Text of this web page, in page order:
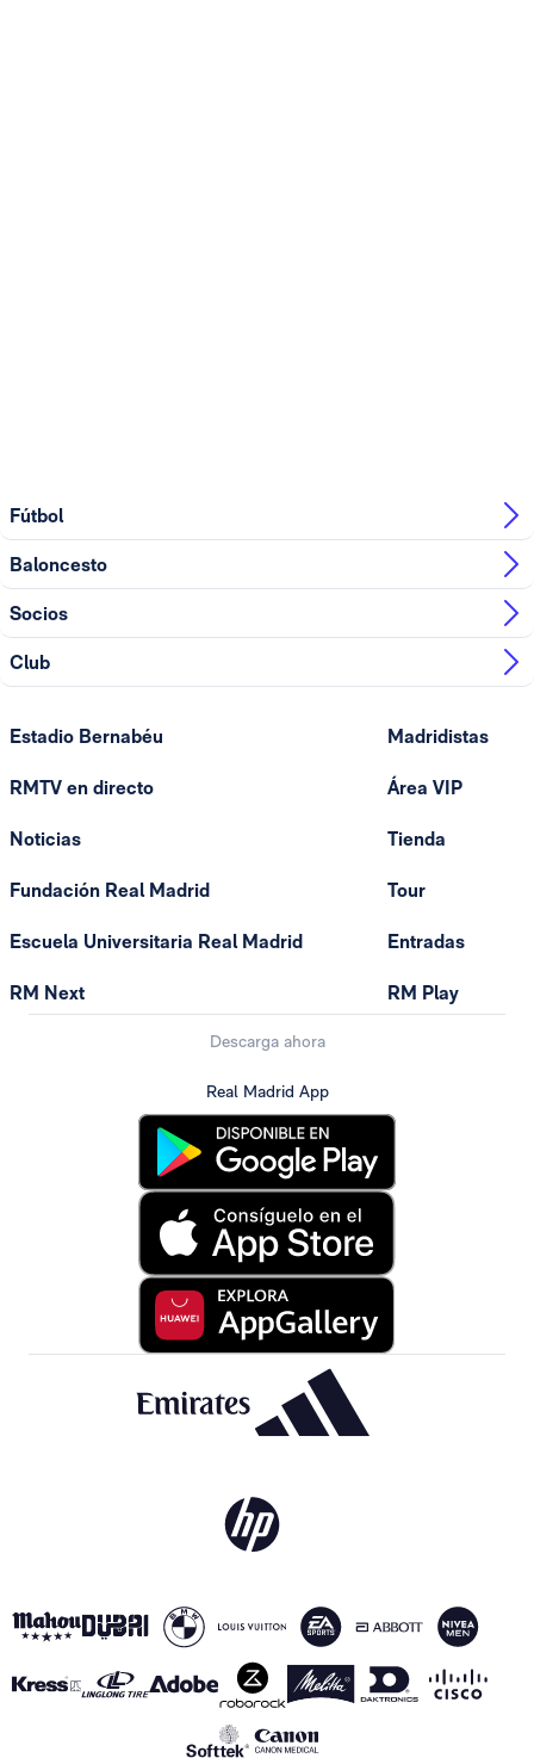
Fútbol
Baloncesto
Socios
Club
Estadio Bernabéu
RMTV en directo
Noticias
Fundación Real Madrid
Escuela Universitaria Real Madrid
RM Next
Madridistas
Área VIP
Tienda
Tour
Entradas
RM Play
Descarga ahora
Real Madrid App